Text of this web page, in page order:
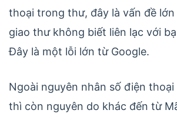
thoại trong thư, đây là vấn đề lớn
giao thư không biết liên lạc với
Đây là một lỗi lớn từ Google.
Ngoài nguyên nhân số điện
thì còn nguyên do khác đến từ